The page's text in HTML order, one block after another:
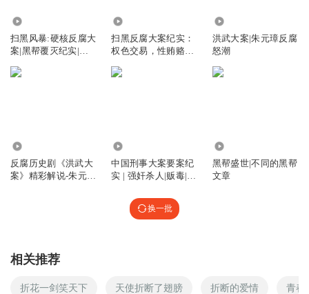
扫黑风暴:硬核反腐大
案|黑帮覆灭纪实|现
老匠播讲
扫黑反腐大案纪实：
权色交易，性贿赂大
洪武大案|朱元璋反腐
怒潮
反腐历史剧《洪武大
案》精彩解说-朱元璋
中国刑事大案要案纪
实 | 强奸杀人|贩毒|黑
黑帮盛世|不同的黑帮
文章
换一批
相关推荐
折花一剑笑天下 天使折断了翅膀 折断的爱情 青春